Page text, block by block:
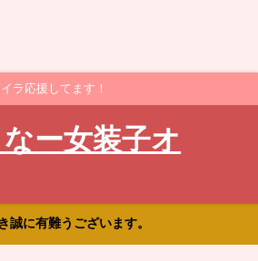
ラ応援してます！
ー女装子オ
に有難うございます。